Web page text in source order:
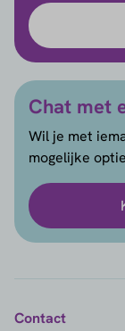
Chat met
Wil je met
mogelijke
Contact